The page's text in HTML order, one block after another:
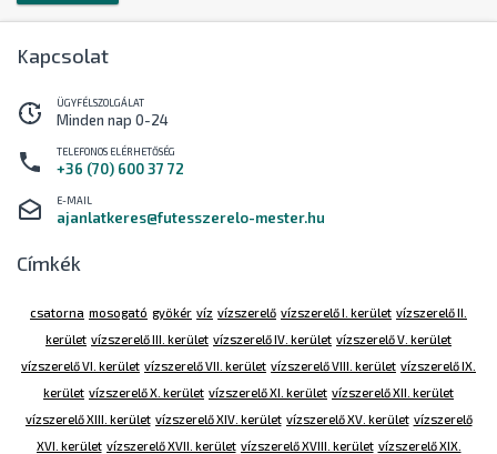
Kapcsolat
ÜGYFÉLSZOLGÁLAT
Minden nap 0-24
TELEFONOS ELÉRHETŐSÉG
+36 (70) 600 37 72
E-MAIL
ajanlatkeres@futesszerelo-mester.hu
Címkék
csatorna mosogató gyökér víz vízszerelő vízszerelő I. kerület vízszerelő II.
kerület vízszerelő III. kerület vízszerelő IV. kerület vízszerelő V. kerület
vízszerelő VI. kerület vízszerelő VII. kerület vízszerelő VIII. kerület vízszerelő IX.
kerület vízszerelő X. kerület vízszerelő XI. kerület vízszerelő XII. kerület
vízszerelő XIII. kerület vízszerelő XIV. kerület vízszerelő XV. kerület vízszerelő
XVI. kerület vízszerelő XVII. kerület vízszerelő XVIII. kerület vízszerelő XIX.